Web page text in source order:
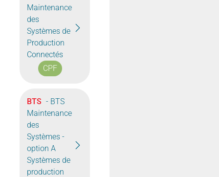
Maintenance
des
Systèmes de
Production
Connectés
CPF
BTS - BTS
Maintenance
des
Systèmes -
option A
Systèmes de
production